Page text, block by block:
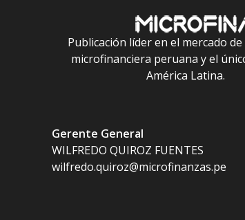
Publicación líder en el mercado
microfinanciera peruana y el
América Latina.
Gerente General
WILFREDO QUIROZ FUENTES
wilfredo.quiroz@microfinanzas.pe